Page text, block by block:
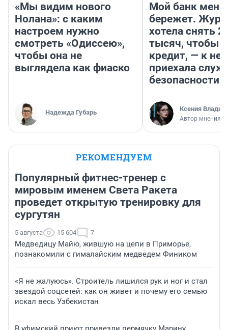
«Мы видим нового
Нолана»: с каким
настроем нужно
смотреть «Одиссею»,
чтобы она не
выглядела как фиаско
Надежда Губарь
Мой банк меня
бережет.
хотела снять
тысяч, чтобы
кредит, — к
приехала
безопасности
Ксения
Автор мнения
РЕКОМЕНДУЕМ
Популярный фитнес-тренер с
мировым именем Света Ракета
проведет открытую тренировку для
сургутян
5 августа 15 604 7
Медведицу Майю, жившую на цепи в Приморье,
познакомили с гималайским медведем Фиником
«Я не жалуюсь». Строитель лишился рук и ног и стал
звездой соцсетей: как он живет и почему его семью
искал весь Узбекистан